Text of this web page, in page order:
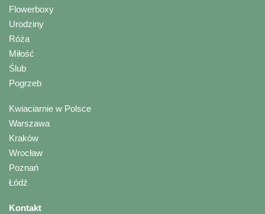
Flowerboxy
Urodziny
Róża
Miłość
Ślub
Pogrzeb
Kwiaciarnie w Polsce
Warszawa
Kraków
Wrocław
Poznań
Łódź
Kontakt